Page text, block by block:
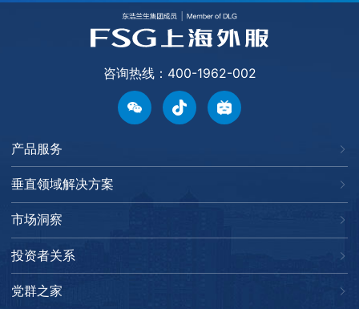
咨询热线：400-1962-002
产品服务
垂直领域解决方案
市场洞察
投资者关系
党群之家